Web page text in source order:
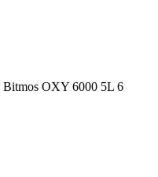
OXY 6000 5L 6